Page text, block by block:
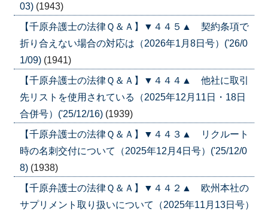
03) (1943)
【千原弁護士の法律Ｑ＆Ａ】▼４４５▲ 契約条項で
折り合えない場合の対応は（2026年1月8日号）('26/0
1/09) (1941)
【千原弁護士の法律Ｑ＆Ａ】▼４４４▲ 他社に取引
先リストを使用されている（2025年12月11日・18日
合併号）('25/12/16) (1939)
【千原弁護士の法律Ｑ＆Ａ】▼４４３▲ リクルート
時の名刺交付について（2025年12月4日号）('25/12/0
8) (1938)
【千原弁護士の法律Ｑ＆Ａ】▼４４２▲ 欧州本社の
サプリメント取り扱いについて（2025年11月13日号）